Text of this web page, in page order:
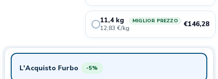
11,4 kg MIGLIOR PREZZO
12,83 €/kg €146,28
L'Acquisto Furbo -5%